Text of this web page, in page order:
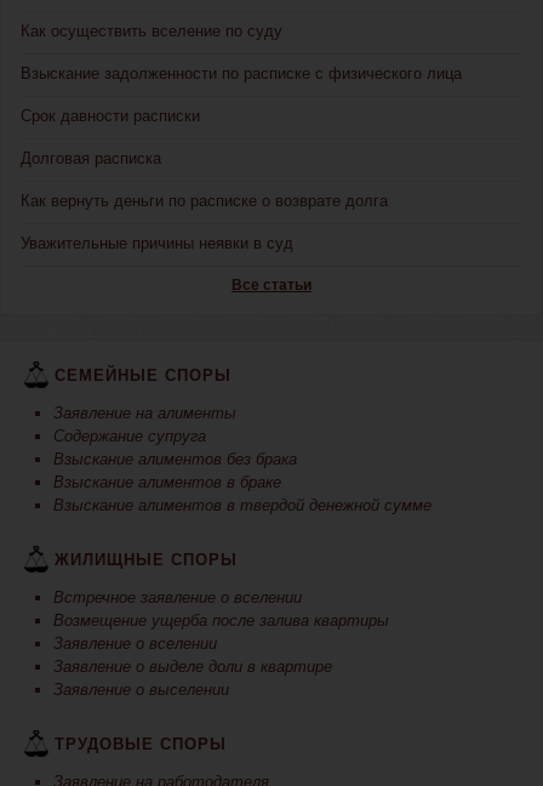
Как осуществить вселение по суду
Взыскание задолженности по расписке с физического лица
Срок давности расписки
Долговая расписка
Как вернуть деньги по расписке о возврате долга
Уважительные причины неявки в суд
Все статьи
СЕМЕЙНЫЕ СПОРЫ
Заявление на алименты
Содержание супруга
Взыскание алиментов без брака
Взыскание алиментов в браке
Взыскание алиментов в твердой денежной сумме
ЖИЛИЩНЫЕ СПОРЫ
Встречное заявление о вселении
Возмещение ущерба после залива квартиры
Заявление о вселении
Заявление о выделе доли в квартире
Заявление о выселении
ТРУДОВЫЕ СПОРЫ
Заявление на работодателя